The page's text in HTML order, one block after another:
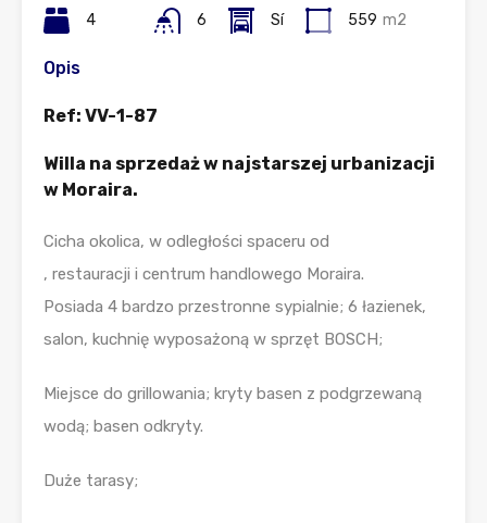
4 6 Sí 559 m2
Opis
Ref: VV-1-87
Willa na sprzedaż w najstarszej urbanizacji
w Moraira.
Cicha okolica, w odległości spaceru od
, restauracji i centrum handlowego Moraira.
Posiada 4 bardzo przestronne sypialnie; 6 łazienek,
salon, kuchnię wyposażoną w sprzęt BOSCH;
Miejsce do grillowania; kryty basen z podgrzewaną
wodą; basen odkryty.
Duże tarasy;